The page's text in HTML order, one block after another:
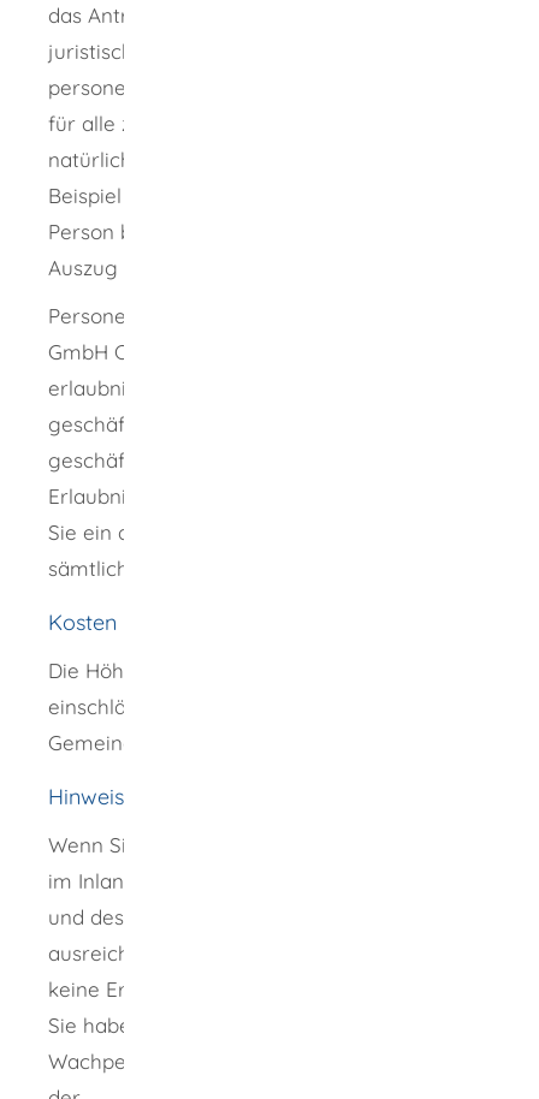
das Antragsformular lediglich für die
juristische Person selbst ausfüllen. Alle
personenbezogenen Unterlagen müssen Sie
für alle zur Geschäftsführung berechtigten
natürlichen Personen einreichen (zum
Beispiel Personalpapiere). Für die juristische
Person benötigen Sie außerdem einen
Auszug aus dem Gewerbezentralregister.
Personengesellschaften (GbR, KG, OHG, PartG,
GmbH Co. KG) sind als solche nicht
erlaubnisfähig. Daher benötigt jeder
geschäftsführende Gesellschafter und jede
geschäftsführende Gesellschafterin die
Erlaubnis. Für jede dieser Personen müssen
Sie ein ausgefülltes Antragsformular und
sämtliche persönliche Unterlagen einreichen.
Kosten
Die Höhe der Gebühren richtet sich nach der
einschlägigen Gebührensatzung der
Gemeinde.
Hinweise
Wenn Sie sich in den letzten drei Jahren nicht
im Inland oder der EU aufgehalten haben
und deshalb Ihre „Zuverlässigkeit“ nicht
ausreichend geprüft werden kann, können Sie
keine Erlaubnis erhalten.
Sie haben die Personen, die Sie als
Wachpersonen beschäftigen oder die Sie mit